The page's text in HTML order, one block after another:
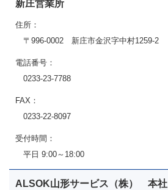
新庄営業所
住所：
〒996-0002 新庄市金沢字中村1259-2
電話番号：
0233-23-7788
FAX：
0233-22-8097
受付時間：
平日 9:00～18:00
ALSOK山形サービス（株） 本社